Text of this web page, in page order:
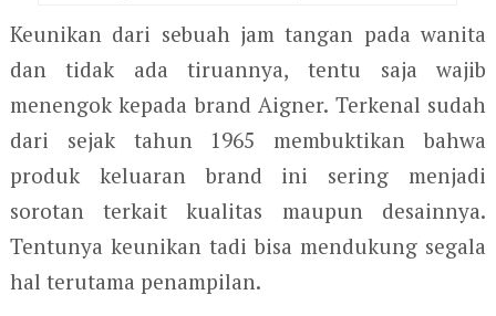
Keunikan dari sebuah jam tangan pada wanita
dan tidak ada tiruannya, tentu saja wajib
menengok kepada brand Aigner. Terkenal sudah
dari sejak tahun 1965 membuktikan bahwa
produk keluaran brand ini sering menjadi
sorotan terkait kualitas maupun desainnya.
Tentunya keunikan tadi bisa mendukung segala
hal terutama penampilan.